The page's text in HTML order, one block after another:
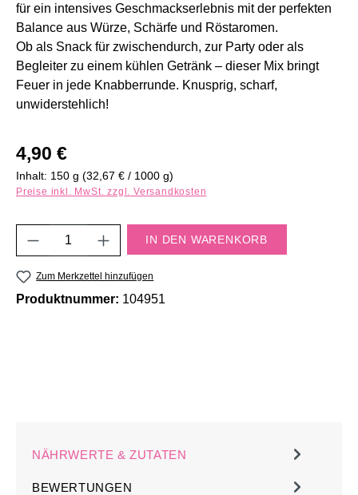
für ein intensives Geschmackserlebnis mit der perfekten
Balance aus Würze, Schärfe und Röstaromen.
Ob als Snack für zwischendurch, zur Party oder als
Begleiter zu einem kühlen Getränk – dieser Mix bringt
Feuer in jede Knabberrunde. Knusprig, scharf,
unwiderstehlich!
Regulärer Preis:
4,90 €
Inhalt: 150 g (32,67 € / 1000 g)
Preise inkl. MwSt. zzgl. Versandkosten
Produkt Anzahl: Gib den gewünschten
IN DEN WARENKORB
Zum Merkzettel hinzufügen
Produktnummer: 104951
NÄHRWERTE & ZUTATEN
BEWERTUNGEN